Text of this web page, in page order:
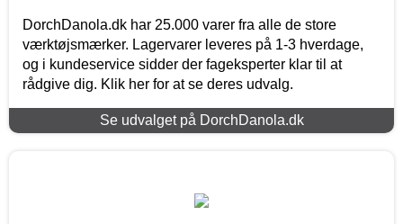
DorchDanola.dk har 25.000 varer fra alle de store
værktøjsmærker. Lagervarer leveres på 1-3 hverdage,
og i kundeservice sidder der fageksperter klar til at
rådgive dig. Klik her for at se deres udvalg.
Se udvalget på DorchDanola.dk